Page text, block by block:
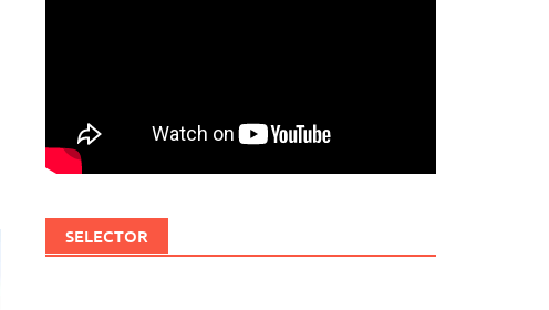
SELECTOR